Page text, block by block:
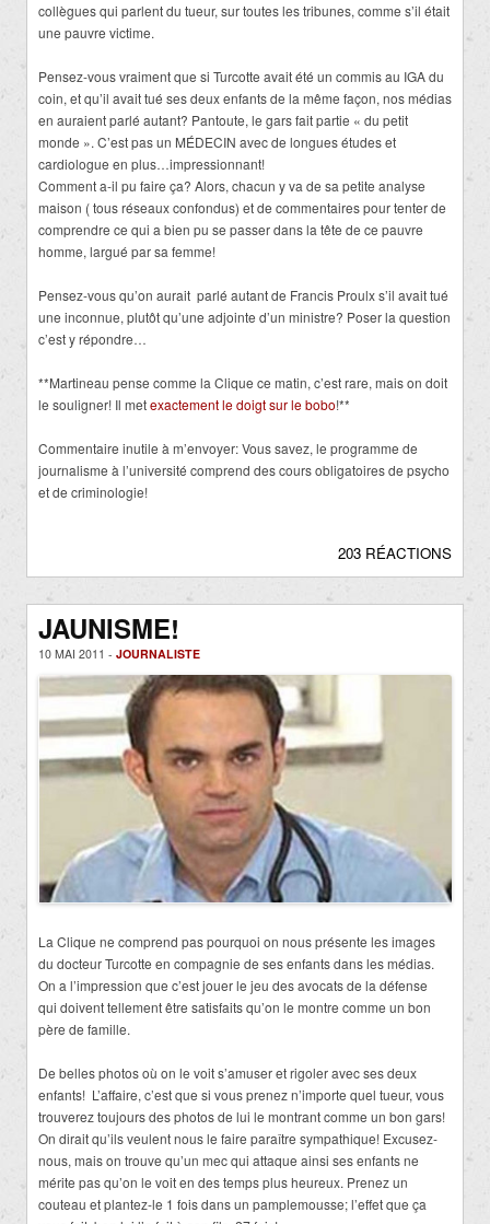
collègues qui parlent du tueur, sur toutes les tribunes, comme s’il était
une pauvre victime.
Pensez-vous vraiment que si Turcotte avait été un commis au IGA du
coin, et qu’il avait tué ses deux enfants de la même façon, nos médias
en auraient parlé autant? Pantoute, le gars fait partie « du petit
monde ». C’est pas un MÉDECIN avec de longues études et
cardiologue en plus…impressionnant!
Comment a-il pu faire ça? Alors, chacun y va de sa petite analyse
maison ( tous réseaux confondus) et de commentaires pour tenter de
comprendre ce qui a bien pu se passer dans la tête de ce pauvre
homme, largué par sa femme!
Pensez-vous qu’on aurait parlé autant de Francis Proulx s’il avait tué
une inconnue, plutôt qu’une adjointe d’un ministre? Poser la question
c’est y répondre…
**Martineau pense comme la Clique ce matin, c’est rare, mais on doit
le souligner! Il metexactement le doigt sur le bobo!**
Commentaire inutile à m’envoyer: Vous savez, le programme de
journalisme à l’université comprend des cours obligatoires de psycho
et de criminologie!
203 RÉACTIONS
JAUNISME!
10 MAI 2011 - JOURNALISTE
La Clique ne comprend pas pourquoi on nous présente les images
du docteur Turcotte en compagnie de ses enfants dans les médias.
On a l’impression que c’est jouer le jeu des avocats de la défense
qui doivent tellement être satisfaits qu’on le montre comme un bon
père de famille.
De belles photos où on le voit s’amuser et rigoler avec ses deux
enfants! L’affaire, c’est que si vous prenez n’importe quel tueur, vous
trouverez toujours des photos de lui le montrant comme un bon gars!
On dirait qu’ils veulent nous le faire paraître sympathique! Excusez-
nous, mais on trouve qu’un mec qui attaque ainsi ses enfants ne
mérite pas qu’on le voit en des temps plus heureux. Prenez un
couteau et plantez-le 1 fois dans un pamplemousse; l’effet que ça